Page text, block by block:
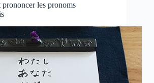
les pronoms